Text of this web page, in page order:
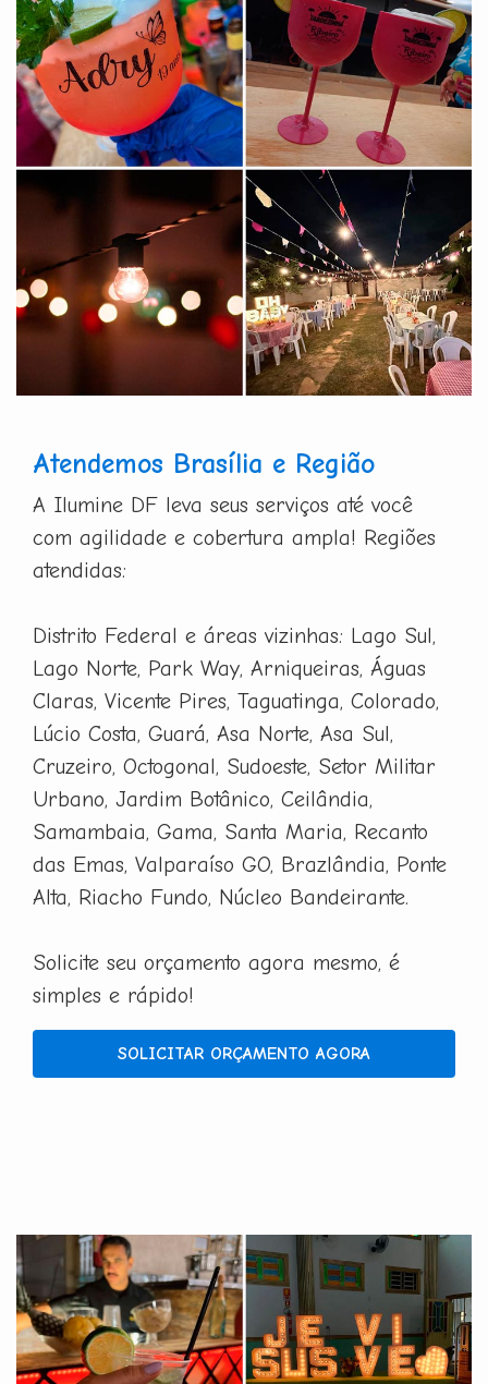
Atendemos Brasília e Região
A Ilumine DF leva seus serviços até você
com agilidade e cobertura ampla! Regiões
atendidas:
Distrito Federal e áreas vizinhas: Lago Sul,
Lago Norte, Park Way, Arniqueiras, Águas
Claras, Vicente Pires, Taguatinga, Colorado,
Lúcio Costa, Guará, Asa Norte, Asa Sul,
Cruzeiro, Octogonal, Sudoeste, Setor Militar
Urbano, Jardim Botânico, Ceilândia,
Samambaia, Gama, Santa Maria, Recanto
das Emas, Valparaíso GO, Brazlândia, Ponte
Alta, Riacho Fundo, Núcleo Bandeirante.
Solicite seu orçamento agora mesmo, é
simples e rápido!
SOLICITAR ORÇAMENTO AGORA